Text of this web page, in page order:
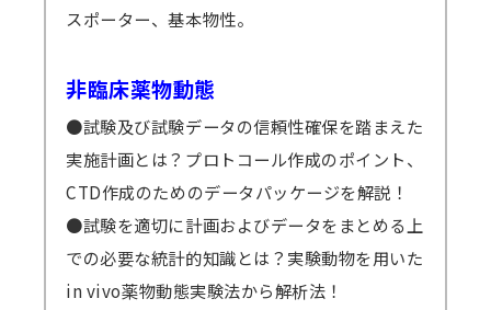
スポーター、基本物性。
非臨床薬物動態
●試験及び試験データの信頼性確保を踏まえた
実施計画とは？プロトコール作成のポイント、
CTD作成のためのデータパッケージを解説！
●試験を適切に計画およびデータをまとめる上
での必要な統計的知識とは？実験動物を用いた
in vivo薬物動態実験法から解析法！